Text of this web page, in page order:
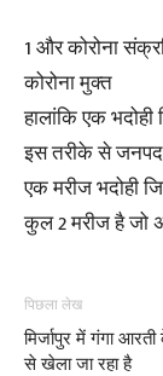
1 और कोरोना
कोरोना मुक्त
हालांकि एक भदोही
इस तरीके से जनपद
एक मरीज भदोही
कुल 2 मरीज है जो
पिछला लेख
मिर्जापुर में गंगा
से खेला जा रहा है